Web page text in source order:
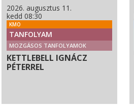
2026. augusztus 11.
kedd 08:30
KMO
TANFOLYAM
MOZGÁSOS TANFOLYAMOK
KETTLEBELL IGNÁCZ
PÉTERREL